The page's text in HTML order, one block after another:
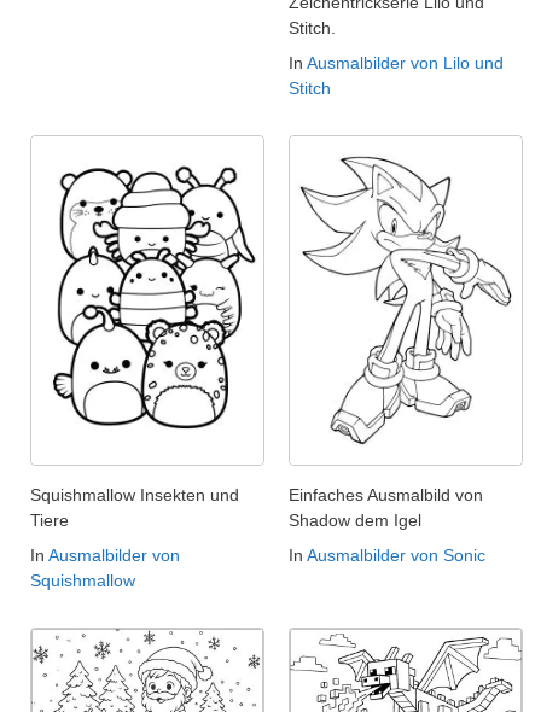
Stitch.
In Ausmalbilder von Lilo und
Stitch
Squishmallow Insekten und
Tiere
In Ausmalbilder von
Squishmallow
Einfaches Ausmalbild von
Shadow dem Igel
In Ausmalbilder von Sonic